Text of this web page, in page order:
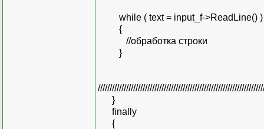
while ( text = input_f->ReadLine() )
{
//обработка строки
}
}
finally
{